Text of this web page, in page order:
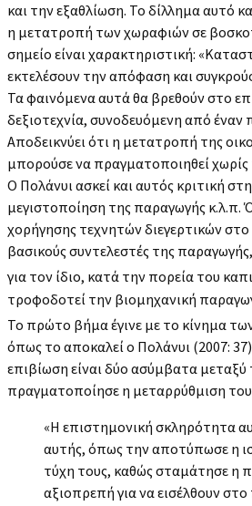
και την εξαθλίωση. Το δίλλημα αυτό
η μετατροπή των χωραφιών σε
σημείο είναι χαρακτηριστική:
εκτελέσουν την απόφαση και
Τα φαινόμενα αυτά θα βρεθούν στο
δεξιοτεχνία, συνοδευόμενη από
Αποδεικνύει ότι η μετατροπή της
μπορούσε να πραγματοποιηθεί
Ο Πολάνυι ασκεί και αυτός κριτική
μεγιστοποίηση της παραγωγής κ.λ.π.
χορήγησης τεχνητών διεγερτικών
βασικούς συντελεστές της
για τον ίδιο, κατά την πορεία του
τροφοδοτεί την βιομηχανική
Το πρώτο βήμα έγινε με το κίνημα
όπως το αποκαλεί ο Πολάνυι (2007:
επιβίωση είναι δύο ασύμβατα
πραγματοποίησε η μεταρρύθμιση
«Η επιστημονική σκληρότητα
αυτής, όπως την αποτύπωσε η
τύχη τους, καθώς σταμάτησε η
αξιοπρεπή για να εισέλθουν